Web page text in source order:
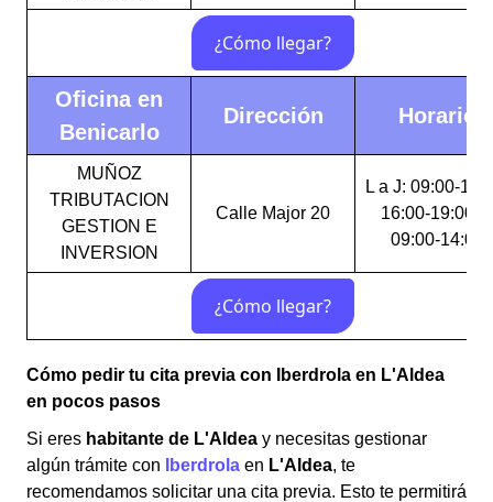
Oficina en
Benicarlo
Dirección Horario
MUÑOZ
TRIBUTACION
GESTION E
INVERSION
Calle Major 20
L a J: 09:00-
16:00-19:00 V:
09:00-14:00
Cómo pedir tu cita previa con Iberdrola en L'Aldea
en pocos pasos
Si eres habitante de L'Aldea y necesitas gestionar
algún trámite con
Iberdrola en L'Aldea, te
recomendamos solicitar una cita previa. Esto te permitirá